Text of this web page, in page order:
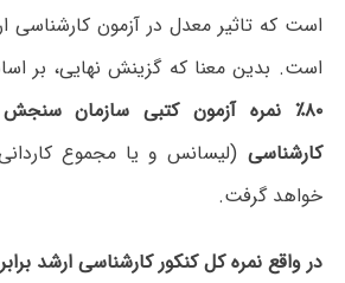
است. بدین معنا که گزینش نهایی، بر
کارشناسی (لیسانس و یا مجموع
خواهد گرفت.
در واقع نمره کل کنکور کارشناسی ارشد